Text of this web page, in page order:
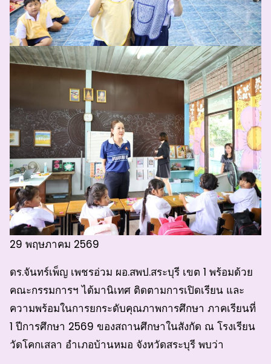
29 พฤษภาคม 2569
ดร.จันทร์เพ็ญ เพชรอ่วม ผอ.สพป.สระบุรี เขต 1 พร้อมด้วย
คณะกรรมการฯ ได้มานิเทศ ติดตามการเปิดเรียน และ
ความพร้อมในการยกระดับคุณภาพการศึกษา ภาคเรียนที่
1 ปีการศึกษา 2569 ของสถานศึกษาในสังกัด ณ โรงเรียน
วัดโคกเสลา อำเภอบ้านหมอ จังหวัดสระบุรี พบว่า